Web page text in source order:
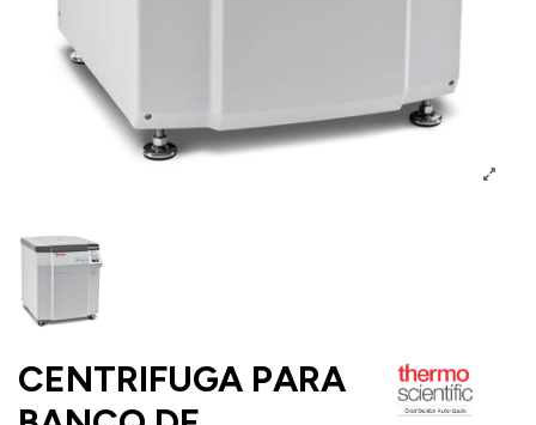
CENTRIFUGA PARA